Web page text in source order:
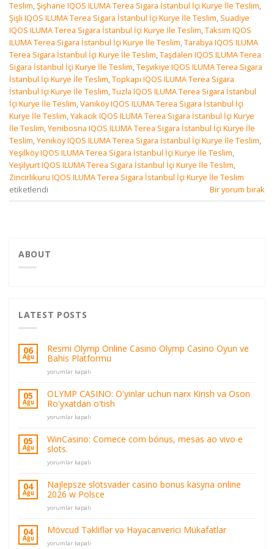
Teslim,Şişhane IQOS ILUMA Terea Sigara İstanbul İçi Kurye İle Teslim,
Şişli IQOS ILUMA Terea Sigara İstanbul İçi Kurye İle Teslim, Suadiye
IQOS ILUMA Terea Sigara İstanbul İçi Kurye İle Teslim,Taksim IQOS
ILUMA Terea Sigara İstanbul İçi Kurye İle Teslim,Tarabya IQOS ILUMA
Terea Sigara İstanbul İçi Kurye İle Teslim,Taşdalen IQOS ILUMA Terea
Sigara İstanbul İçi Kurye İle Teslim,Teşvikiye IQOS ILUMA Terea Sigara
İstanbul İçi Kurye İle Teslim,Topkapı IQOS ILUMA Terea Sigara
İstanbul İçi Kurye İle Teslim,Tuzla IQOS ILUMA Terea Sigara İstanbul
İçi Kurye İle Teslim,Vaniköy IQOS ILUMA Terea Sigara İstanbul İçi
Kurye İle Teslim,Yakacık IQOS ILUMA Terea Sigara İstanbul İçi Kurye
İle Teslim,Yenibosna IQOS ILUMA Terea Sigara İstanbul İçi Kurye İle
Teslim,Yeniköy IQOS ILUMA Terea Sigara İstanbul İçi Kurye İle Teslim,
Yeşilköy IQOS ILUMA Terea Sigara İstanbul İçi Kurye İle Teslim,
Yeşilyurt IQOS ILUMA Terea Sigara İstanbul İçi Kurye İle Teslim,
Zincirlikuru IQOS ILUMA Terea Sigara İstanbul İçi Kurye İle Teslim
etiketlendi
Bir yorum bırak
ABOUT
LATEST POSTS
06
Ağu
Resmi Olymp Online Casino Olymp Casino Oyun ve
Bahis Platformu
Resmi
Online
Casino
Olymp
Casino
ve
Bahis
Platformu
için
yorumlar kapalı
05
Ağu
OLYMP CASINO: O'yinlar uchun narx Kirish va Oson
Ro'yxatdan o'tish
OLYMP
O'yinlar
uchun
narx
Kirish
Oson
Ro'yxatdan
o'tish
için
yorumlar kapalı
05
Ağu
WinCasino: Comece com bónus, mesas ao vivo e
slots.
WinCasino:
com
bónus,
mesas
ao
e
slots.
için
yorumlar kapalı
04
Ağu
Najlepsze slotsvader casino bonus kasyna online
2026 w Polsce
Najlepsze
casino
bonus
kasyna
yorumlar kapalı
04
Ağu
Mövcud Təkliflər və Həyəcanverici Mükafatlar
Mövcud
yorumlar kapalı